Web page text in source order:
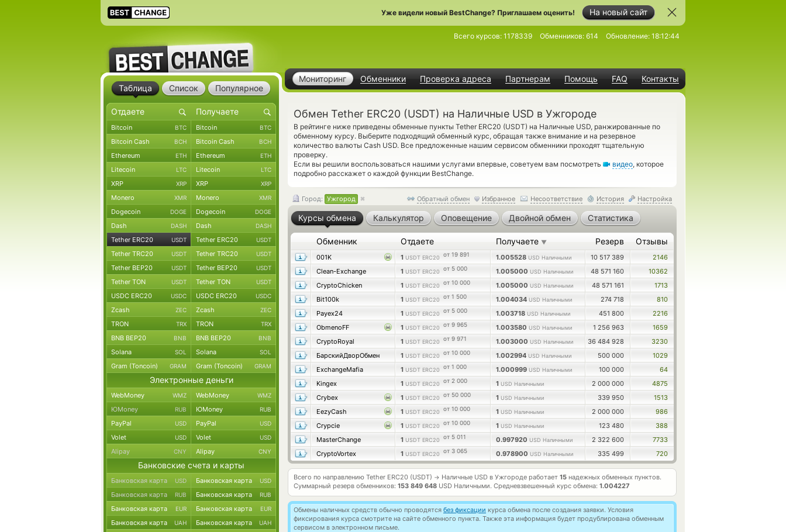
На новый сайт
Уже видели новый BestChange? Приглашаем оценить!
Мониторинг Обменники Проверка адреса Партнерам Помощь FAQ Контакты
Всего курсов: 1178339 Обменников: 614 Обновление: 18:12:44
Обмен Tether ERC20 (USDT) на Наличные USD в Ужгороде
В рейтинге ниже приведены обменные пункты Tether ERC20 (USDT) на Наличные USD, ранжированные по
обменному курсу. Выберите подходящий обменный курс, обращая также внимание и на резервное
количество валюты Cash USD. Все предложенные нашим сервисом обменники проходят тщательную
проверку.
Если вы решили воспользоваться нашими услугами впервые, советуем вам посмотреть
видео, которое
подробно расскажет о каждой функции BestChange.
Обратный обмен Избранное Несоответствие История Настройка
Город: Ужгород
Курсы обмена Калькулятор Оповещение Двойной обмен Статистика
Обменник Отдаете Получаете ▼ Резерв Отзывы
001K 1 USDT ERC20 от 19 891 1.005528 USD Наличными 10 517 389
2146
Clean-Exchange
1 USDT ERC20 от 5 000 1.005000 USD Наличными 48 571 160
10362
CryptoChicken
1 USDT ERC20 от 10 000 1.005000 USD Наличными 48 571 161
1713
Bit100k
1 USDT ERC20 от 1 500 1.004034 USD Наличными 274 718
810
Payex24
1 USDT ERC20 от 5 000 1.003718 USD Наличными 451 800
2216
ObmenoFF
1 USDT ERC20 от 9 965 1.003580 USD Наличными 1 256 963
1659
CryptoRoyal
1 USDT ERC20 от 9 971 1.003000 USD Наличными 36 484 928
3230
БарскийДворОбмен
1 USDT ERC20 от 10 000 1.002994 USD Наличными 500 000
1029
ExchangeMafia
1 USDT ERC20 от 1 000 1.000999 USD Наличными 100 000
64
Kingex
1 USDT ERC20 от 2 000 1 USD Наличными 2 000 000
4875
Crybex
1 USDT ERC20 от 50 000 1 USD Наличными 339 950
1513
EezyCash
1 USDT ERC20 от 10 000 1 USD Наличными 2 000 000
986
Crypcie
1 USDT ERC20 от 10 000 1 USD Наличными 123 480
388
MasterChange
1 USDT ERC20 от 5 011 0.997920 USD Наличными 2 322 600
7733
CryptoVortex
1 USDT ERC20 от 3 065 0.978900 USD Наличными 335 499 720
Всего по направлению Tether ERC20 (USDT) → Наличные USD в Ужгороде работает 15 надежных обменных пунктов.
Суммарный резерв обменников: 153 849 648 USD Наличными. Средневзвешенный курс обмена: 1.004227
Обмены наличных средств обычно проводятся без фиксации курса обмена после создания заявки. Условия
фиксирования курса смотрите на сайте обменного пункта. Также эта информация будет продублирована обменным
сервисом в электронном письме.
Таблица Список Популярное
Bitcoin BTC Bitcoin BTC
Bitcoin Cash BCH Bitcoin Cash BCH
Ethereum ETH Ethereum ETH
Litecoin LTC Litecoin LTC
XRP XRP XRP XRP
Monero XMR Monero XMR
Dogecoin DOGE Dogecoin DOGE
Dash DASH Dash DASH
Tether ERC20 USDT Tether ERC20 USDT
Tether TRC20 USDT Tether TRC20 USDT
Tether BEP20 USDT Tether BEP20 USDT
Tether TON USDT Tether TON USDT
USDC ERC20 USDC USDC ERC20 USDC
Zcash ZEC Zcash ZEC
TRON TRX TRON TRX
BNB BEP20 BNB BNB BEP20 BNB
Solana SOL Solana SOL
Gram (Toncoin) GRAM Gram (Toncoin) GRAM
Электронные деньги
WebMoney WMZ WebMoney WMZ
ЮMoney RUB ЮMoney RUB
PayPal USD PayPal USD
Volet USD Volet USD
Alipay CNY Alipay CNY
Банковские счета и карты
Банковская карта USD Банковская карта USD
Банковская карта RUB Банковская карта RUB
Банковская карта EUR Банковская карта EUR
Банковская карта UAH Банковская карта UAH